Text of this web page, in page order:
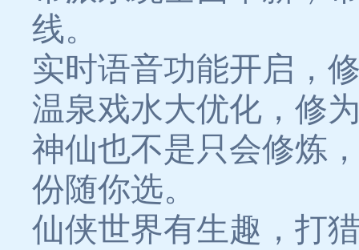
线。
实时语音功能开启，
温泉戏水大优化，修
神仙也不是只会修炼
份随你选。
仙侠世界有生趣，打